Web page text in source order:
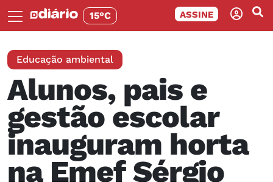
15°C ASSINE
Educação ambiental
Alunos, pais e
gestão escolar
inauguram horta
na Emef Sérgio